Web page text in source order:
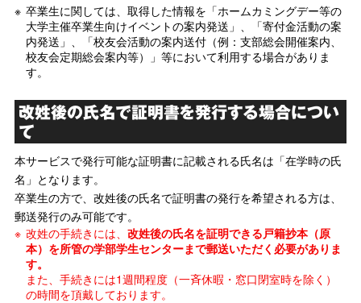
卒業生に関しては、取得した情報を「ホームカミングデー等の
大学主催卒業生向けイベントの案内発送」、「寄付金活動の案
内発送」、「校友会活動の案内送付（例：支部総会開催案内、
校友会定期総会案内等）」等において利用する場合がありま
す。
改姓後の氏名で証明書を発行する場合につい
て
本サービスで発行可能な証明書に記載される氏名は「在学時の氏
名」となります。
卒業生の方で、改姓後の氏名で証明書の発行を希望される方は、
郵送発行のみ可能です。
改姓の手続きには、 改姓後の氏名を証明できる戸籍抄本（原
本）を所管の学部学生センターまで郵送いただく必要がありま
す。
また、手続きには1週間程度（一斉休暇・窓口閉室時を除く）
の時間を頂戴しております。